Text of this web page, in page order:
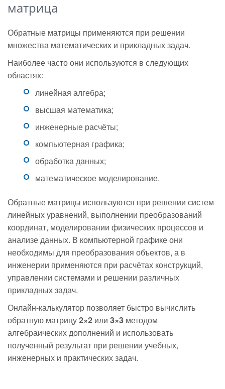
матрица
Обратные матрицы применяются при решении
множества математических и прикладных задач.
Наиболее часто они используются в следующих
областях:
линейная алгебра;
высшая математика;
инженерные расчёты;
компьютерная графика;
обработка данных;
математическое моделирование.
Обратные матрицы используются при решении систем
линейных уравнений, выполнении преобразований
координат, моделировании физических процессов и
анализе данных. В компьютерной графике они
необходимы для преобразования объектов, а в
инженерии применяются при расчётах конструкций,
управлении системами и решении различных
прикладных задач.
Онлайн-калькулятор позволяет быстро вычислить
обратную матрицу2×2 или 3×3 методом
алгебраических дополнений и использовать
полученный результат при решении учебных,
инженерных и практических задач.